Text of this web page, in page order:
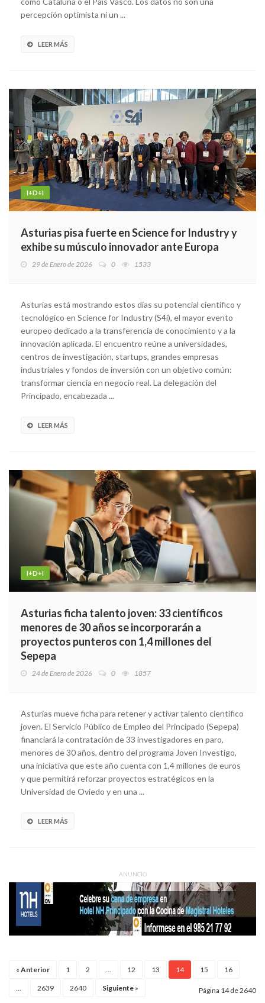
percepción optimista ni un ...
LEER MÁS
I+D+I
Asturias pisa fuerte en Science for Industry y
exhibe su músculo innovador ante Europa
29 de Enero de 2026 0 1533
Asturias está mostrando estos días su potencial científico y
tecnológico en Science for Industry (S4i), el mayor evento
europeo dedicado a la transferencia de conocimiento y a la
innovación aplicada. El encuentro reúne a universidades,
centros de investigación, startups, grandes empresas
industriales y fondos de inversión con un objetivo común:
transformar ciencia en negocio real. La delegación del
Principado, encabezada ...
LEER MÁS
I+D+I
Asturias ficha talento joven: 33 científicos
menores de 30 años se incorporarán a
proyectos punteros con 1,4 millones del
Sepepa
24 de Enero de 2026 0 1857
Asturias mueve ficha para retener y activar talento científico
joven. El Servicio Público de Empleo del Principado (Sepepa)
financiará la contratación de 33 investigadores en paro,
menores de 30 años, dentro del programa Joven Investigo,
una iniciativa que este año cuenta con 1,4 millones de euros
y que permitirá reforzar proyectos estratégicos en la
Universidad de Oviedo y en una ...
LEER MÁS
ANUNCIO
« Anterior 1 2 12 13 14 15 16
2639 2640 Siguiente » Página 14 de 2640